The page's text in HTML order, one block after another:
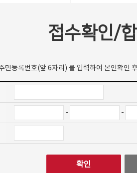
접수확인/
민등록번호(앞 6자리) 를 입력하여 본인확인
- -
확인